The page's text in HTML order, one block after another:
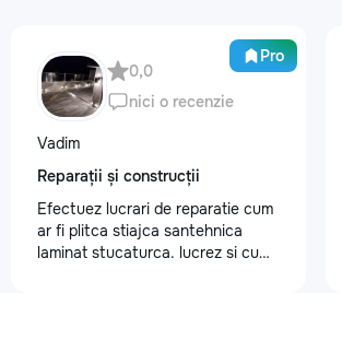
Pro
0,0
nici o recenzie
Vadim
Reparații și construcții
Efectuez lucrari de reparatie cum
ar fi plitca stiajca santehnica
laminat stucaturca. lucrez si cu